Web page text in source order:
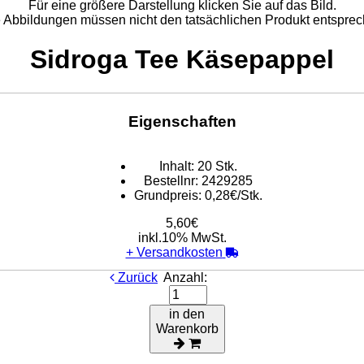
Für eine größere Darstellung klicken Sie auf das Bild.
Abbildungen müssen nicht den tatsächlichen Produkt
Sidroga Tee Käsepappel
Eigenschaften
Inhalt: 20 Stk.
Bestellnr: 2429285
Grundpreis: 0,28€/Stk.
5,60€
inkl.10% MwSt.
+ Versandkosten
Zurück Anzahl:
in den
Warenkorb